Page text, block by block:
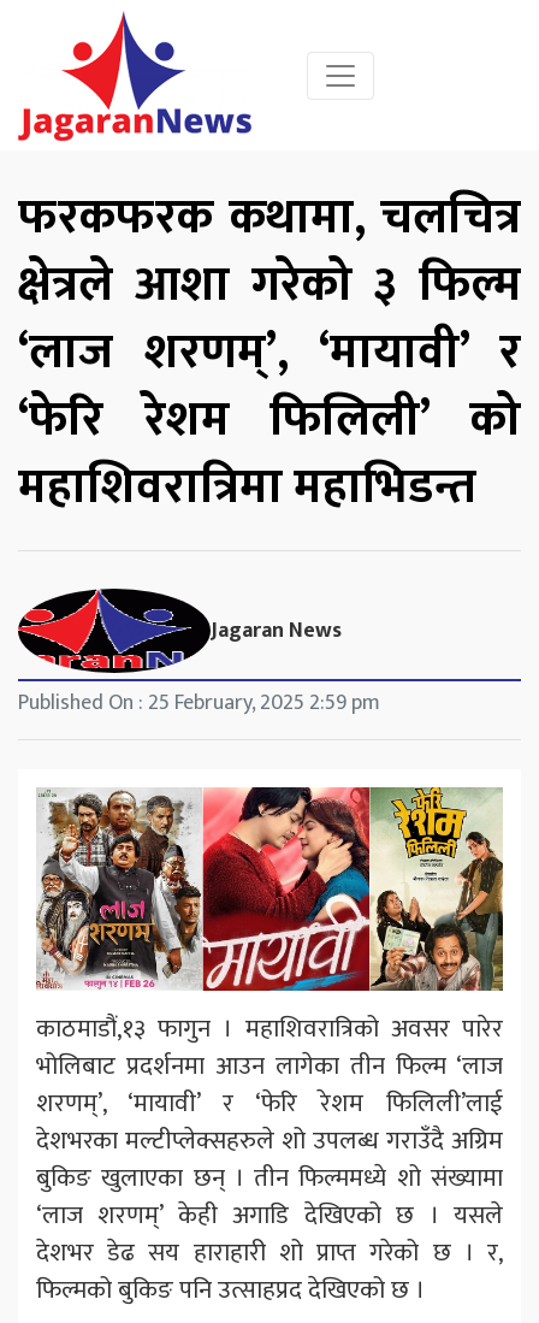
फरकफरक कथामा, चलचित्र
क्षेत्रले आशा गरेको ३ फिल्म
‘लाज शरणम्’, ‘मायावी’ र
‘फेरि रेशम फिलिली’ को
महाशिवरात्रिमा महाभिडन्त
Jagaran News
Published On : 25 February, 2025 2:59 pm
काठमाडौं,१३ फागुन । महाशिवरात्रिको अवसर पारेर
भोलिबाट प्रदर्शनमा आउन लागेका तीन फिल्म ‘लाज
शरणम्’, ‘मायावी’ र ‘फेरि रेशम फिलिली’लाई
देशभरका मल्टीप्लेक्सहरुले शो उपलब्ध गराउँदै अग्रिम
बुकिङ खुलाएका छन् । तीन फिल्ममध्ये शो संख्यामा
‘लाज शरणम्’ केही अगाडि देखिएको छ । यसले
देशभर डेढ सय हाराहारी शो प्राप्त गरेको छ । र,
फिल्मको बुकिङ पनि उत्साहप्रद देखिएको छ ।